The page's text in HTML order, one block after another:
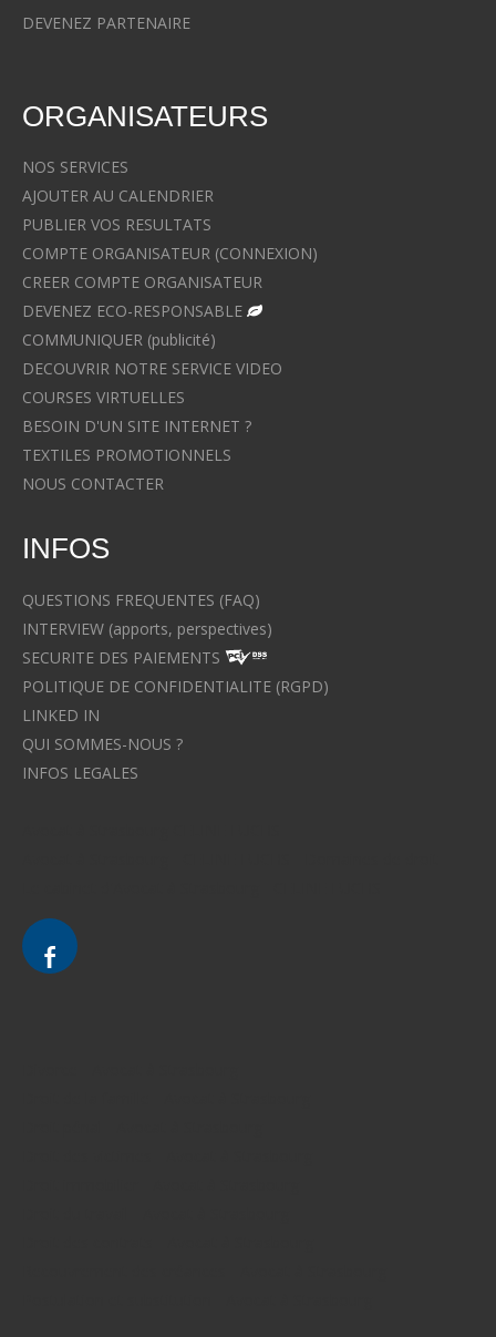
DEVENEZ PARTENAIRE
ORGANISATEURS
NOS SERVICES
AJOUTER AU CALENDRIER
PUBLIER VOS RESULTATS
COMPTE ORGANISATEUR (CONNEXION)
CREER COMPTE ORGANISATEUR
DEVENEZ ECO-RESPONSABLE
COMMUNIQUER (publicité)
DECOUVRIR NOTRE SERVICE VIDEO
COURSES VIRTUELLES
BESOIN D'UN SITE INTERNET ?
TEXTILES PROMOTIONNELS
NOUS CONTACTER
INFOS
QUESTIONS FREQUENTES (FAQ)
INTERVIEW (apports, perspectives)
SECURITE DES PAIEMENTS
POLITIQUE DE CONFIDENTIALITE (RGPD)
LINKED IN
QUI SOMMES-NOUS ?
INFOS LEGALES